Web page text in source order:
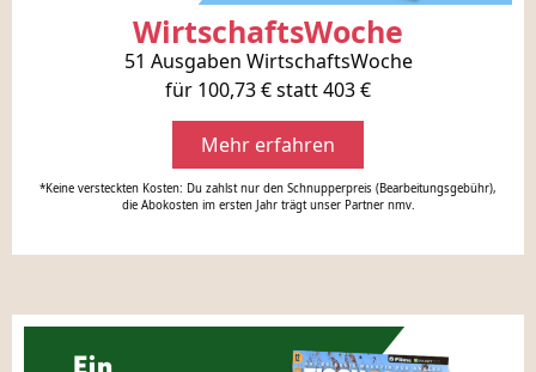
WirtschaftsWoche
51 Ausgaben WirtschaftsWoche
für 100,73 € statt 403 €
Mehr erfahren
*Keine versteckten Kosten: Du zahlst nur den Schnupperpreis (Bearbeitungsgebühr),
die Abokosten im ersten Jahr trägt unser Partner nmv.